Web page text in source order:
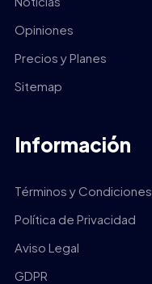
Opiniones
Precios y Planes
Sitemap
Información
Términos y Condiciones
Política de Privacidad
Aviso Legal
GDPR